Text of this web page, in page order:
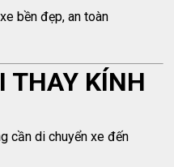
bền đẹp, an toàn
THAY KÍNH
cần di chuyển xe đến